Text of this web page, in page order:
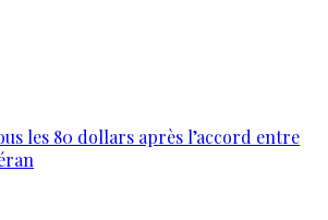
les 80 dollars après l’accord entre